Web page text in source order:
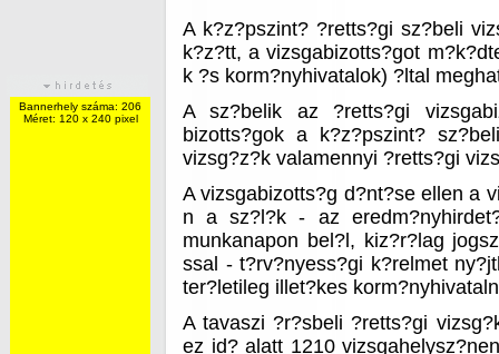
Bannerhely száma: 206
Méret: 120 x 240 pixel
A k?z?pszint? ?retts?gi sz?beli
k?z?tt, a vizsgabizotts?got
k ?s korm?nyhivatalok) ?ltal
A sz?belik az ?retts?gi
bizotts?gok a k?z?pszint?
vizsg?z?k valamennyi ?retts?gi
A vizsgabizotts?g d?nt?se ellen a
n a sz?l?k - az
munkanapon bel?l, kiz?r?lag
ssal - t?rv?nyess?gi k?relmet
ter?letileg illet?kes
A tavaszi ?r?sbeli ?retts?gi
ez id? alatt 1210